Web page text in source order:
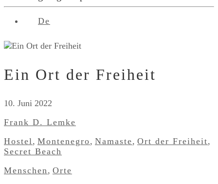
De
Ein Ort der Freiheit
10. Juni 2022
Frank D. Lemke
Hostel, Montenegro, Namaste, Ort der Freiheit,
Secret Beach
Menschen, Orte